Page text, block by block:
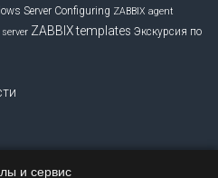
Server Configuring ZABBIX agent
server ZABBIX templates Экскурсия по
и сервис